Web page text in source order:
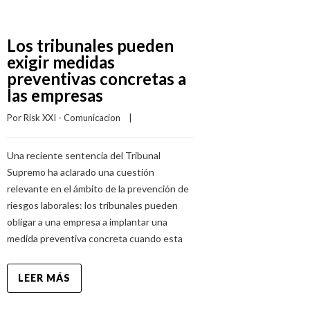
Los tribunales pueden
exigir medidas
preventivas concretas a
las empresas
Por Risk XXI - Comunicacion
Una reciente sentencia del Tribunal
Supremo ha aclarado una cuestión
relevante en el ámbito de la prevención de
riesgos laborales: los tribunales pueden
obligar a una empresa a implantar una
medida preventiva concreta cuando esta
LEER MÁS